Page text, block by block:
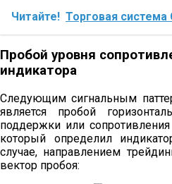
Читайте! Торговая система
Пробой уровня
индикатора
Следующим сигнальным
является пробой
поддержки или
который определил
случае, направлением
вектор пробоя: